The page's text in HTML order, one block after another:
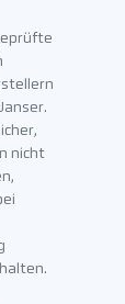
nicht